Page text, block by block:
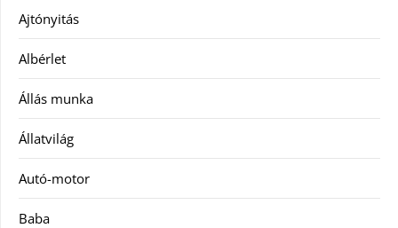
Ajtónyitás
Albérlet
Állás munka
Állatvilág
Autó-motor
Baba